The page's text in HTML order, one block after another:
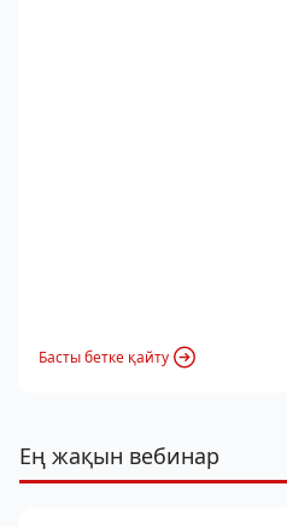
Басты бетке қайту
Ең жақын вебинар